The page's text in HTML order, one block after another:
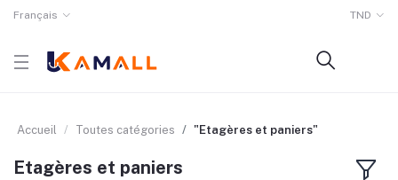
Français TND
Accueil Toutes catégories "Etagères et paniers"
Etagères et paniers